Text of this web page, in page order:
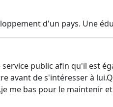
d'un pays. Une
public afin qu'il est
avant de s'intéresser à
me bas pour le maintenir